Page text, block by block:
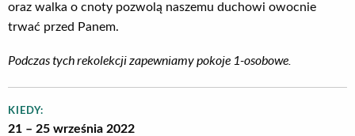
oraz walka o cnoty pozwolą naszemu duchowi owocnie
trwać przed Panem.
Podczas tych rekolekcji zapewniamy pokoje 1-osobowe.
KIEDY:
21 – 25 września 2022